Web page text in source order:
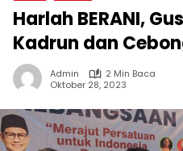
Harlah BERANI,
Kadrun dan
Admin
2 Min Baca
Oktober 28, 2023